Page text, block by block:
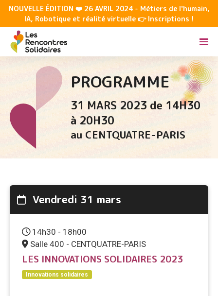
NOUVELLE ÉDITION ❤️ 26 AVRIL 2024 - Métiers de l'humain,
IA, Robotique et réalité virtuelle 👉 Inscriptions !
PROGRAMME
31 MARS 2023 de 14H30
à 20H30
au CENTQUATRE-PARIS
vendredi 31 mars
14h30 - 18h00
Salle 400 - CENTQUATRE-PARIS
LES INNOVATIONS SOLIDAIRES 2023
Innovations solidaires